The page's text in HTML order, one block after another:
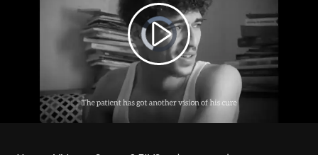
Video
Player
is
loading.
Play
Video